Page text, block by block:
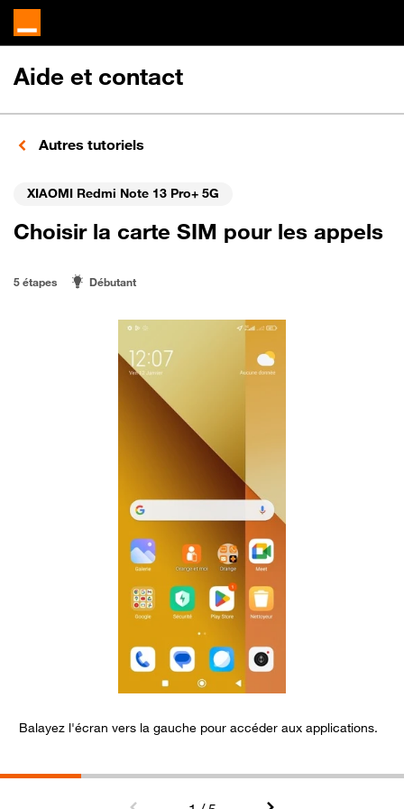
Aide et contact
Autres tutoriels
XIAOMI Redmi Note 13 Pro+ 5G
Choisir la carte SIM pour les appels
5 étapes Débutant
Balayez l'écran vers la gauche pour accéder aux applications.